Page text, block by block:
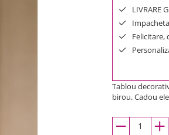
LIVRARE
Felicitare,
Tablou
birou. Cadou